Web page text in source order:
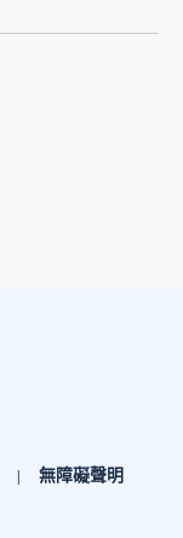
無障礙聲明